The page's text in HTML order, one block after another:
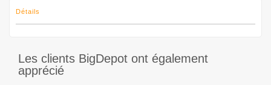
Détails
Les clients BigDepot ont également
apprécié